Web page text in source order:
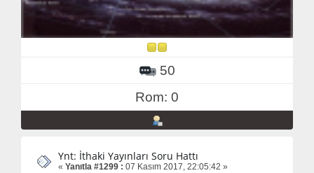
50
Rom: 0
Ynt: İthaki Yayınları Soru Hattı
« Yanıtla #1299 : 07 Kasım 2017, 22:05:42 »